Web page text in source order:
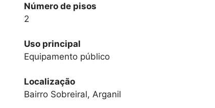
Número de pisos
2
Uso principal
Equipamento público
Localização
Bairro Sobreiral, Arganil